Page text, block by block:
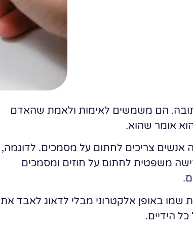
הם משמשים לאימות ולאמת שהאדם
אומר שהוא.
אנשים צריכים לחתום על מסמכים. לדוגמה,
משפטית לחתום על חוזים ומסמכים
שמו באופן אלקטרוני מבלי לדאוג לאבד את
הידיים.